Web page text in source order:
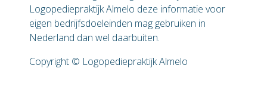
Logopediepraktijk Almelo deze informatie voor
eigen bedrijfsdoeleinden mag gebruiken in
Nederland dan wel daarbuiten.
Copyright © Logopediepraktijk Almelo